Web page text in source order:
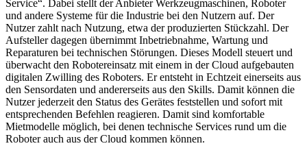
Service“. Dabei stellt der Anbieter Werkzeugmaschinen, Roboter
und andere Systeme für die Industrie bei den Nutzern auf. Der
Nutzer zahlt nach Nutzung, etwa der produzierten Stückzahl. Der
Aufsteller dagegen übernimmt Inbetriebnahme, Wartung und
Reparaturen bei technischen Störungen. Dieses Modell steuert und
überwacht den Robotereinsatz mit einem in der Cloud aufgebauten
digitalen Zwilling des Roboters. Er entsteht in Echtzeit einerseits aus
den Sensordaten und andererseits aus den Skills. Damit können die
Nutzer jederzeit den Status des Gerätes feststellen und sofort mit
entsprechenden Befehlen reagieren. Damit sind komfortable
Mietmodelle möglich, bei denen technische Services rund um die
Roboter auch aus der Cloud kommen können.